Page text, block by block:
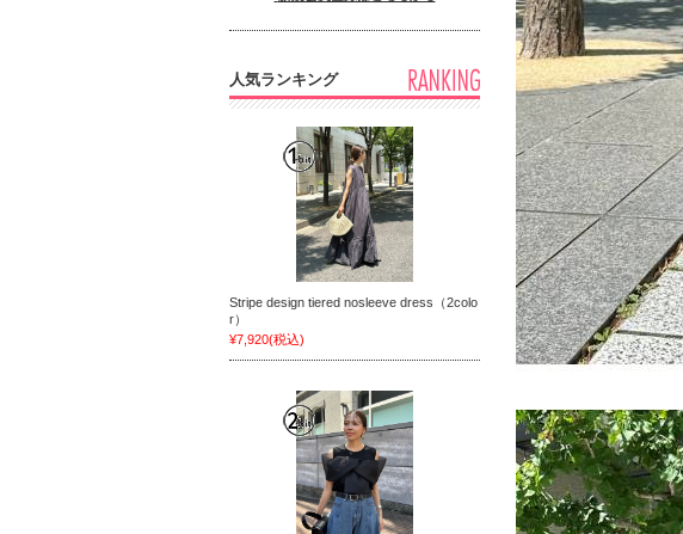
人気ランキング
Stripe design tiered nosleeve dress（2colo
r）
¥7,920(税込)